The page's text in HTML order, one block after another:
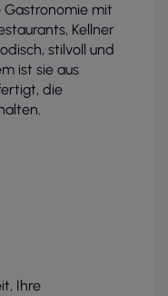
Gastronomie mit
Kellner
stilvoll und
ist sie aus
die
Ihre